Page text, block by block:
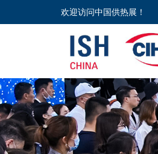
欢迎访问中国供热展！